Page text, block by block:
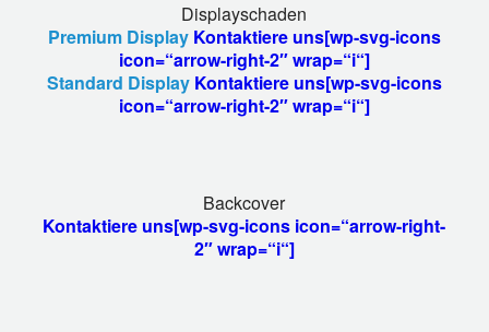
Displayschaden
Premium Display Kontaktiere uns[wp-svg-icons
icon=“arrow-right-2″ wrap=“i“]
Standard Display Kontaktiere uns[wp-svg-icons
icon=“arrow-right-2″ wrap=“i“]
Backcover
Kontaktiere uns[wp-svg-icons icon=“arrow-right-
2″ wrap=“i“]